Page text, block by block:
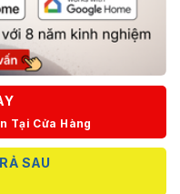
Tại Cửa Hàng
SAU